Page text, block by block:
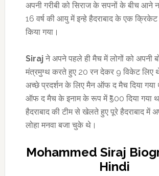
अपनी गरीबी को सिराज के सपनों के बीच आने
16 वर्ष की आयु में इन्हे हैदराबाद के एक
किया गया।
Sirajने अपने पहले ही मैच में लोगों को अपनी
मंत्रमुग्थ करते हुए 20 रन देकर 9 विकेट
अच्छे प्रदर्शन के लिए मैन ऑफ द मैच दिया गया
ऑफ द मैच के इनाम के रूप में ₹500 दिया गया
हैदराबाद की टीम से खेलते हुए पूरे हैदराबाद में
लोहा मनवा बजा चुके थे।
Mohammed Siraj
Hindi